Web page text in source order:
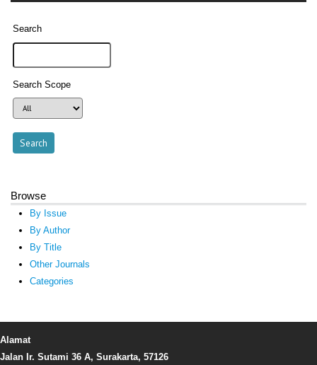
Search
Search Scope
Browse
By Issue
By Author
By Title
Other Journals
Categories
Alamat
Jalan Ir. Sutami 36 A, Surakarta, 57126